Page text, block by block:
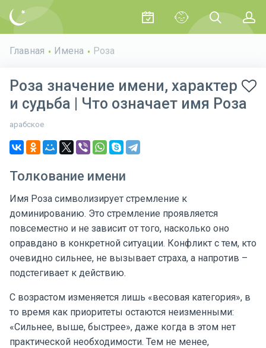
Главная Имена Роза
Роза значение имени, характер
и судьба | Что означает имя Роза
арабское
Толкование имени
Имя Роза символизирует стремление к
доминированию. Это стремление проявляется
повсеместно и не зависит от того, насколько оно
оправдано в конкретной ситуации. Конфликт с тем, кто
очевидно сильнее, не вызывает страха, а напротив –
подстегивает к действию.
С возрастом изменяется лишь «весовая категория», в
то время как приоритеты остаются неизменными:
«Сильнее, выше, быстрее», даже когда в этом нет
практической необходимости. Тем не менее,